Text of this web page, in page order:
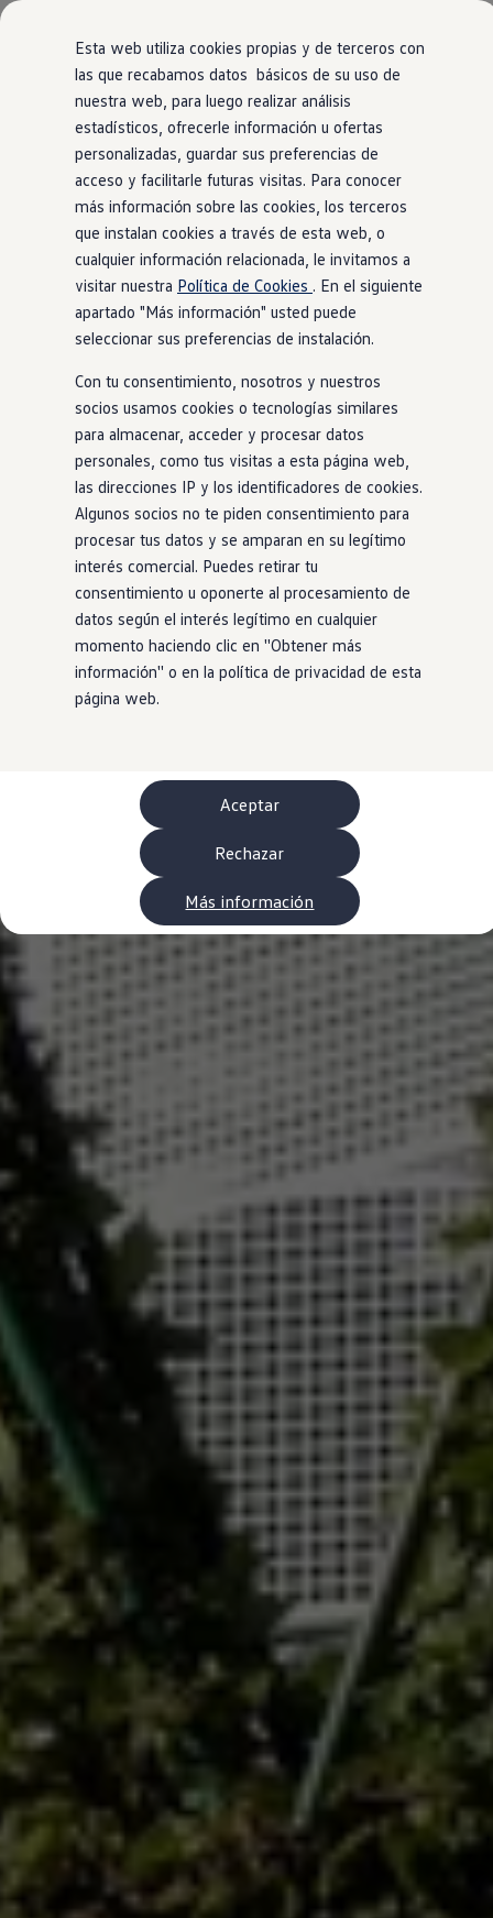
Esta web utiliza cookies propias y de terceros con
las que recabamos datos básicos de su uso de
nuestra web, para luego realizar análisis
estadísticos, ofrecerle información u ofertas
personalizadas, guardar sus preferencias de
acceso y facilitarle futuras visitas. Para conocer
más información sobre las cookies, los terceros
que instalan cookies a través de esta web, o
cualquier información relacionada, le invitamos a
visitar nuestra Política de Cookies . En el siguiente
apartado "Más información" usted puede
seleccionar sus preferencias de instalación.
Con tu consentimiento, nosotros y nuestros
socios usamos cookies o tecnologías similares
para almacenar, acceder y procesar datos
personales, como tus visitas a esta página web,
las direcciones IP y los identificadores de cookies.
Algunos socios no te piden consentimiento para
procesar tus datos y se amparan en su legítimo
interés comercial. Puedes retirar tu
consentimiento u oponerte al procesamiento de
datos según el interés legítimo en cualquier
momento haciendo clic en ''Obtener más
información'' o en la política de privacidad de esta
página web.
Aceptar
Rechazar
Más información
Ir
directamente
al contenido
Ir
directamente
al pie de
página
Nuevo ID. Polo: El eléctrico para todos
Nuevo ID. Cross 100% eléctrico
Modelos 7 plazas
Descubre el nuevo Golf GTI 50 Aniversario
Gama Deportiva
Gama SUV de Volkswagen
Ofertas y promociones
Precios Especiales
Renueva tu Volkswagen
Trae un amigo a Volkswagen Canarias
Financiación Volkswagen
Volkswagen Flex & Serenity
Renting
Vehículos de ocasión
Concursos Volkswagen
Clientes
Buscador de Concesionarios
Atención al cliente
Accesorios
Guía de mantenimiento
Información Útil
Viajar en coche
WLTP
Aceite y líquidos
EA189
Etiquetado de neumáticos UE - Volkswagen
Reciclaje Volkswagen Canarias
Servicios de mantenimiento
Garantía Volkswagen
Homologaciones y certificados de conformidad
Información sobre el apagón de redes 2G-3G
Recambios
Recambios reconstruidos
Neumáticos
Modelos antiguos
Servicio para vehículos eléctricos
myVolkswagen
Ayuda con aplicaciones y servicios digitales
Navigation Map Update
Extras digitales
Actualizaciones del software, los mapas y las
Buscar servicios para tu modelo
Conectar el móvil con el vehículo
Volkswagen Apps, inicio de sesión y tienda
Exclusivo para empresas
Volkswagen Taxis
Movilidad Eléctrica
Vehículos eléctricos disponibles
Vehículos híbridos enchufables
Todo sobre ID.
Cambiando a la movilidad eléctrica
Actualización de Software ID.
Carga y autonomía
¿Cuántos kilómetros puedo recorrer?
Cómo recargar
Cargador ID.
Instalación Punto de Carga Coche Eléctrico en
Tecnología y desarrollo
Reutilización de las baterias
El sonido del ID.
Plan Auto+ en Canarias
Mundo Volkswagen
Volkswagen Canarias
Digital Showroom
Club Fidelización
Blog